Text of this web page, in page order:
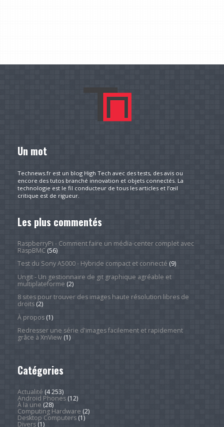
Un mot
Technews.fr est un blog High Tech avec des tests, des avis ou
encore des tutos branché innovation et objets connectés. La
technologie est le fil conducteur de tous les articles et l’œil
critique est de rigueur.
Les plus commentés
RaspberryPi - Comment faire un média-center complet avec
RaspBMC(56)
Test du Sony A5000 - Hybride compact et connecté (9)
Ungit - Un gestionnaire de git graphique agréable et
multiplateforme (2)
8 sites pour trouver des images haute résolution libres de
droits(2)
À propos(1)
Redresser une série d'images facilement et rapidement
grâce à XnView(1)
Catégories
Actualité (4 253)
Android Phones(12)
À la une (28)
Computing Hardware (2)
Desktop Computers(1)
Divers(1)